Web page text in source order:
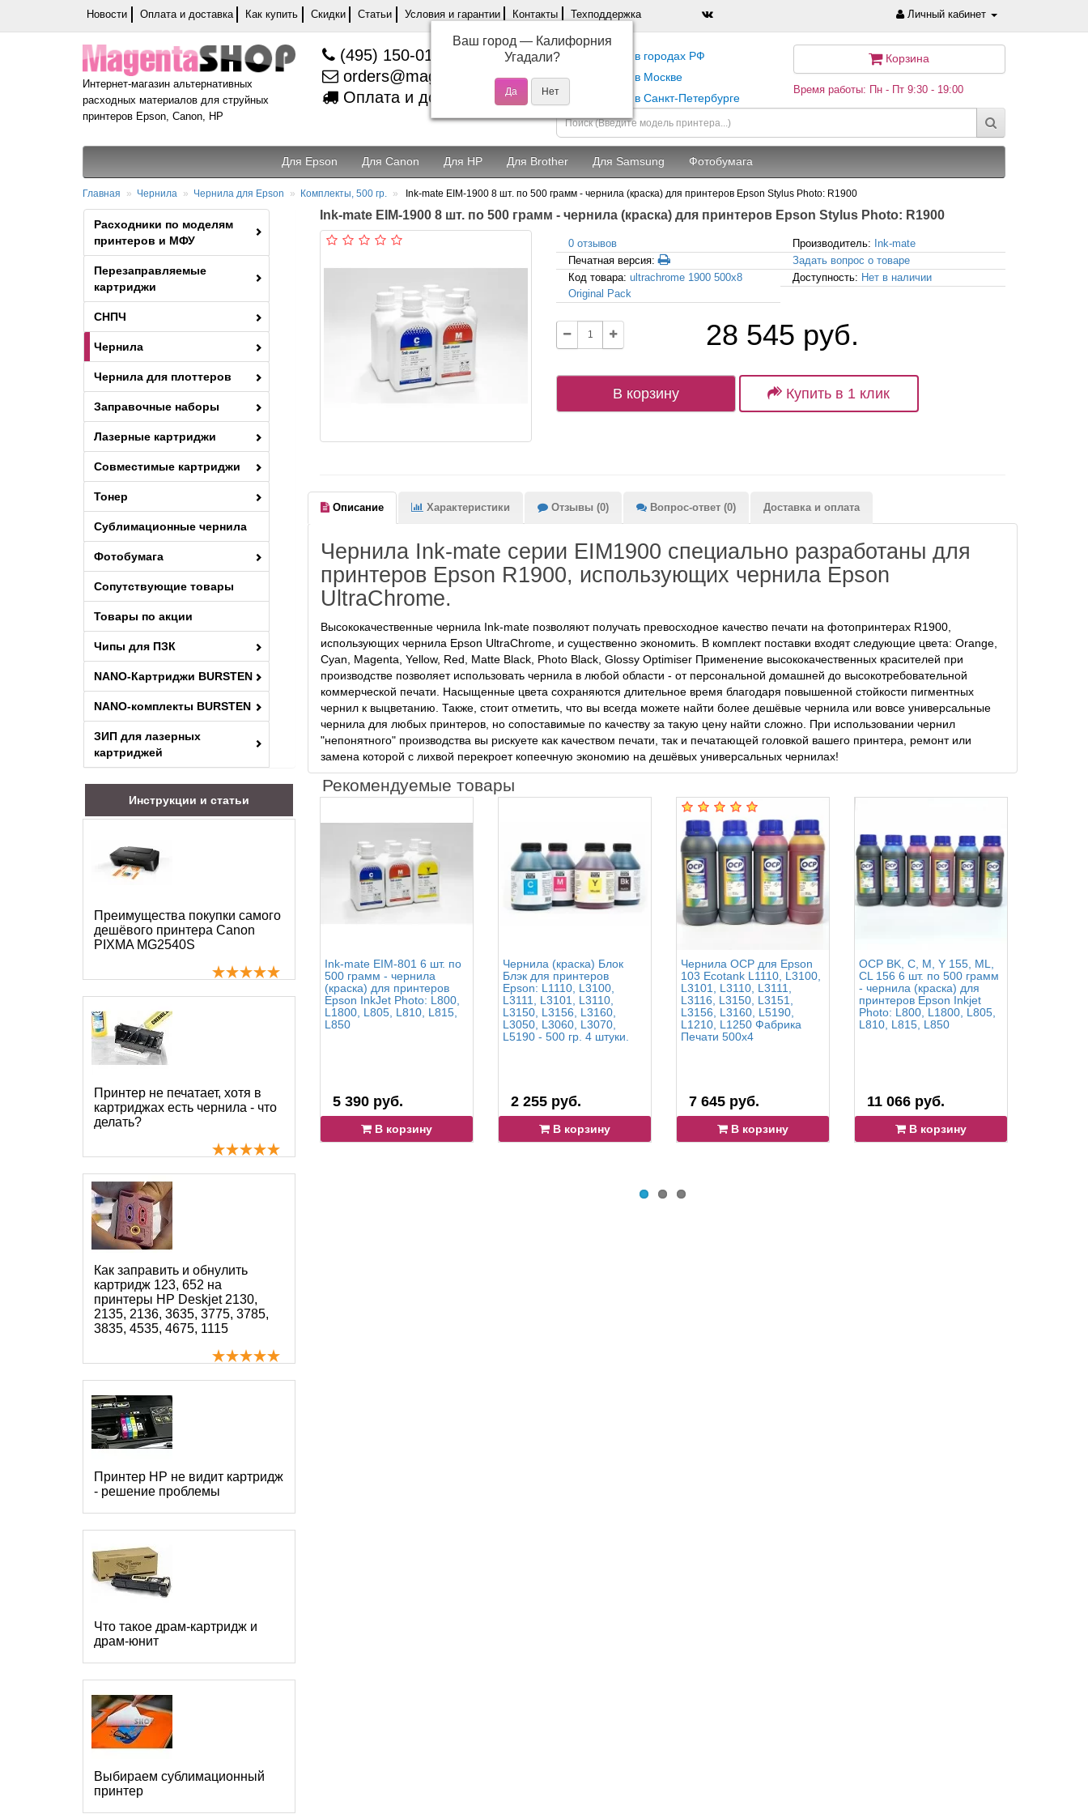
Новости Оплата и доставка Как купить Скидки Статьи Условия и гарантии Контакты Техподдержка Личный кабинет
Интернет-магазин альтернативных
расходных материалов для струйных
принтеров Epson, Canon, HP
(495) 150-01-37
orders@magentashop.ru
Оплата и доставка
Самовывоз в городах РФ
Самовывоз в Москве
Самовывоз в Санкт-Петербурге
Корзина
Время работы: Пн - Пт 9:30 - 19:00
Для Epson Для Canon Для HP Для Brother Для Samsung Фотобумага
Главная Чернила Чернила для Epson Комплекты, 500 гр. Ink-mate EIM-1900 8 шт. по 500 грамм - чернила (краска) для принтеров Epson Stylus Photo: R1900
Расходники по моделям
принтеров и МФУ
Перезаправляемые
картриджи
СНПЧ
Чернила
Чернила для плоттеров
Заправочные наборы
Лазерные картриджи
Совместимые картриджи
Тонер
Сублимационные чернила
Фотобумага
Сопутствующие товары
Товары по акции
Чипы для ПЗК
NANO-Картриджи BURSTEN
NANO-комплекты BURSTEN
ЗИП для лазерных
картриджей
Инструкции и статьи
Преимущества покупки самого
дешёвого принтера Canon
PIXMA MG2540S
Принтер не печатает, хотя в
картриджах есть чернила - что
делать?
Как заправить и обнулить
картридж 123, 652 на
принтеры HP Deskjet 2130,
2135, 2136, 3635, 3775, 3785,
3835, 4535, 4675, 1115
Принтер HP не видит картридж
- решение проблемы
Что такое драм-картридж и
драм-юнит
Выбираем сублимационный
принтер
Ink-mate EIM-1900 8 шт. по 500 грамм - чернила (краска) для принтеров Epson Stylus Photo: R1900
0 отзывов Производитель: Ink-mate
Печатная версия:
Задать вопрос о товаре
Код товара: ultrachrome 1900 500x8
Original Pack
Доступность: Нет в наличии
28 545 руб.
В корзину Купить в 1 клик
Описание Характеристики Отзывы (0) Вопрос-ответ (0) Доставка и оплата
Чернила Ink-mate серии EIM1900 специально разработаны для
принтеров Epson R1900, использующих чернила Epson
UltraChrome.
Высококачественные чернила Ink-mate позволяют получать превосходное качество печати на фотопринтерах R1900,
использующих чернила Epson UltraChrome, и существенно экономить. В комплект поставки входят следующие цвета: Orange,
Cyan, Magenta, Yellow, Red, Matte Black, Photo Black, Glossy Optimiser Применение высококачественных красителей при
производстве позволяет использовать чернила в любой области - от персональной домашней до высокотребовательной
коммерческой печати. Насыщенные цвета сохраняются длительное время благодаря повышенной стойкости пигментных
чернил к выцветанию. Также, стоит отметить, что вы всегда можете найти более дешёвые чернила или вовсе универсальные
чернила для любых принтеров, но сопоставимые по качеству за такую цену найти сложно. При использовании чернил
"непонятного" производства вы рискуете как качеством печати, так и печатающей головкой вашего принтера, ремонт или
замена которой с лихвой перекроет копеечную экономию на дешёвых универсальных чернилах!
Рекомендуемые товары
Ink-mate EIM-801 6 шт. по
500 грамм - чернила
(краска) для принтеров
Epson InkJet Photo: L800,
L1800, L805, L810, L815,
L850
5 390 руб.
В корзину
Чернила (краска) Блок
Блэк для принтеров
Epson: L1110, L3100,
L3111, L3101, L3110,
L3150, L3156, L3160,
L3050, L3060, L3070,
L5190 - 500 гр. 4 штуки.
2 255 руб.
В корзину
Чернила OCP для Epson
103 Ecotank L1110, L3100,
L3101, L3110, L3111,
L3116, L3150, L3151,
L3156, L3160, L5190,
L1210, L1250 Фабрика
Печати 500x4
7 645 руб.
В корзину
OCP BK, C, M, Y 155, ML,
CL 156 6 шт. по 500 грамм
- чернила (краска) для
принтеров Epson Inkjet
Photo: L800, L1800, L805,
L810, L815, L850
11 066 руб.
В корзину
Ваш город — Калифорния
Угадали?